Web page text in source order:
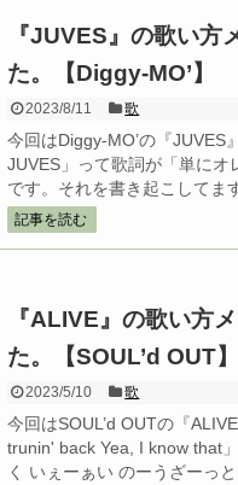
『JUVES』の歌い方
た。【Diggy-MO’】
2023/8/11 歌
今回はDiggy-MO’の『JUVES
JUVES」って歌詞が「単にオ
です。それを書き起こしてま
記事を読む
『ALIVE』の歌い方
た。【SOUL’d OUT】
2023/5/10 歌
今回はSOUL’d OUTの『
trunin' back Yea, I know that
く いぇーぁい のーうざーっ